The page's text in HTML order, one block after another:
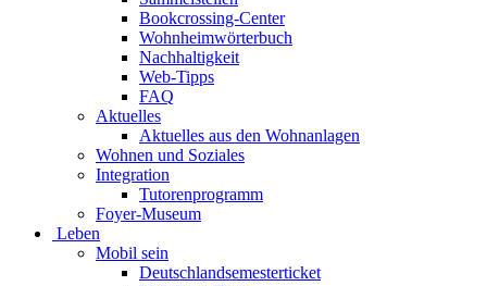
Bookcrossing-Center
Wohnheimwörterbuch
Nachhaltigkeit
Web-Tipps
FAQ
Aktuelles
Aktuelles aus den Wohnanlagen
Wohnen und Soziales
Integration
Tutorenprogramm
Foyer-Museum
Leben
Mobil sein
Deutschlandsemesterticket